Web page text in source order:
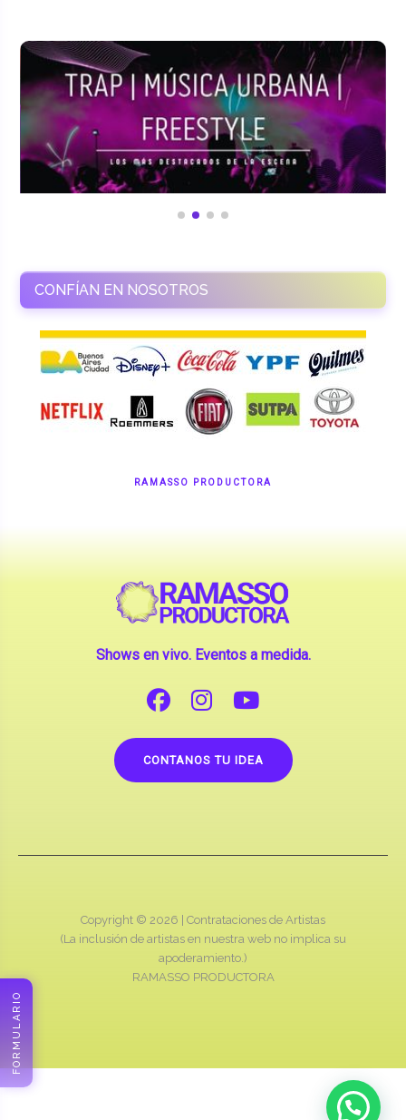
CONFÍAN EN NOSOTROS
RAMASSO PRODUCTORA
Shows en vivo. Eventos a medida.
CONTANOS TU IDEA
Copyright © 2026 | Contrataciones de Artistas
(La inclusión de artistas en nuestra web no implica su
apoderamiento.)
RAMASSO PRODUCTORA
FORMULARIO